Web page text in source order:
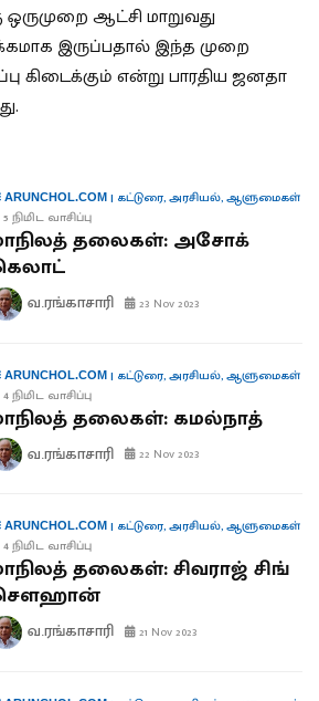
ஆட்சி மாறுவது
இருப்பதால் இந்த முறை
கிடைக்கும் என்று பாரதிய ஜனதா
ARUNCHOL.COM| கட்டுரை,அரசியல்,ஆளுமைகள்
5 நிமிட வாசிப்பு
தலைகள்: அசோக்
வ.ரங்காசாரி 23 Nov 2023
ARUNCHOL.COM| கட்டுரை,அரசியல்,ஆளுமைகள்
4 நிமிட வாசிப்பு
தலைகள்: கமல்நாத்
வ.ரங்காசாரி 22 Nov 2023
ARUNCHOL.COM| கட்டுரை,அரசியல்,ஆளுமைகள்
4 நிமிட வாசிப்பு
தலைகள்: சிவராஜ் சிங்
வ.ரங்காசாரி 21 Nov 2023